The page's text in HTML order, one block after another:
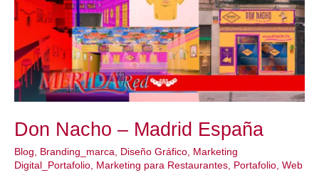
Don Nacho – Madrid España
Blog, Branding_marca, Diseño Gráfico, Marketing
Digital_Portafolio, Marketing para Restaurantes, Portafolio, Web